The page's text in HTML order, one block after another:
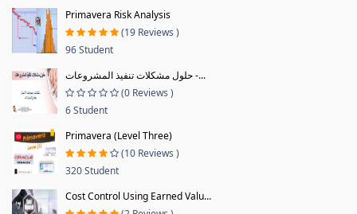
Primavera Risk Analysis
(19 Reviews )
96 Student
حلول مشكلات تنفيذ المشروعات -...
(0 Reviews )
6 Student
Primavera (Level Three)
(10 Reviews )
320 Student
Cost Control Using Earned Valu...